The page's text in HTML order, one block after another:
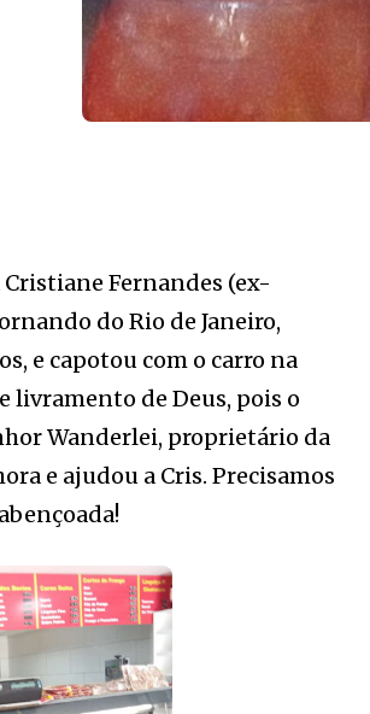
Fernandes (ex-
do Rio de Janeiro,
e capotou com o carro na
livramento de Deus, pois o
Wanderlei, proprietário da
e ajudou a Cris. Precisamos